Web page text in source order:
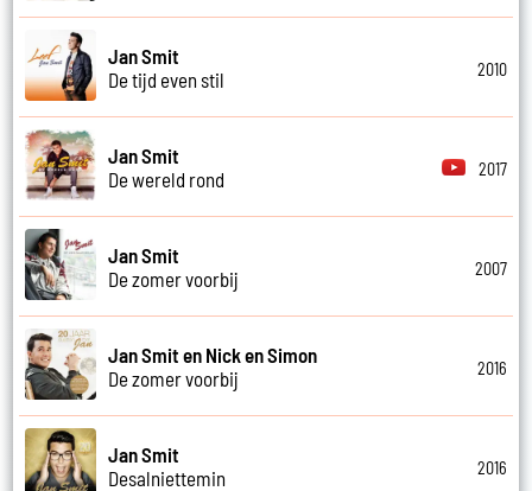
Jan Smit
De tijd even stil
2010
Jan Smit
De wereld rond
2017
Jan Smit
De zomer voorbij
2007
Jan Smit en Nick en Simon
De zomer voorbij
2016
Jan Smit
Desalniettemin
2016